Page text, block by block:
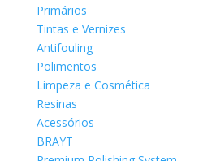
Primários
Tintas e Vernizes
Antifouling
Polimentos
Limpeza e Cosmética
Resinas
Acessórios
BRAYT